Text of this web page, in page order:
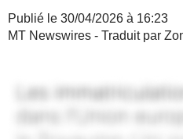
Publié le 30/04/2026 à 16:23
MT Newswires - Traduit par